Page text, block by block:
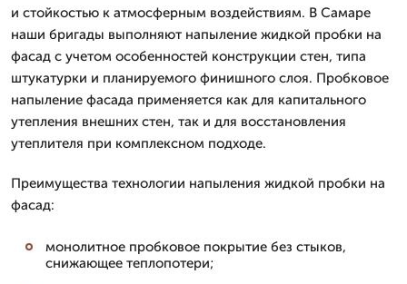
и стойкостью к атмосферным воздействиям. В Самаре
наши бригады выполняют напыление жидкой пробки на
фасад с учетом особенностей конструкции стен, типа
штукатурки и планируемого финишного слоя. Пробковое
напыление фасада применяется как для капитального
утепления внешних стен, так и для восстановления
утеплителя при комплексном подходе.
Преимущества технологии напыления жидкой пробки на
фасад:
монолитное пробковое покрытие без стыков,
снижающее теплопотери;